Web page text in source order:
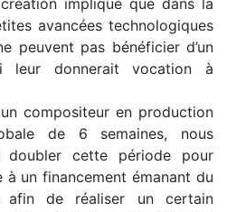
implique que dans la
avancées technologiques
peuvent pas bénéficier d’un
leur donnerait vocation à
compositeur en production
de 6 semaines, nous
doubler cette période pour
à un financement émanant du
afin de réaliser un certain